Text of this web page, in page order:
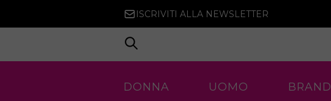
ISCRIVITI ALLA NEWSLETTER
DONNA UOMO BRAND